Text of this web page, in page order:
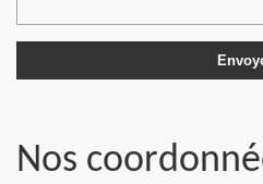
Nos